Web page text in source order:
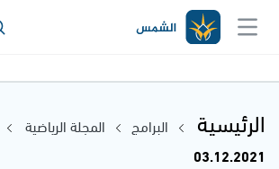
الرئيسية البرامج المجلة الرياضية
03.12.2021